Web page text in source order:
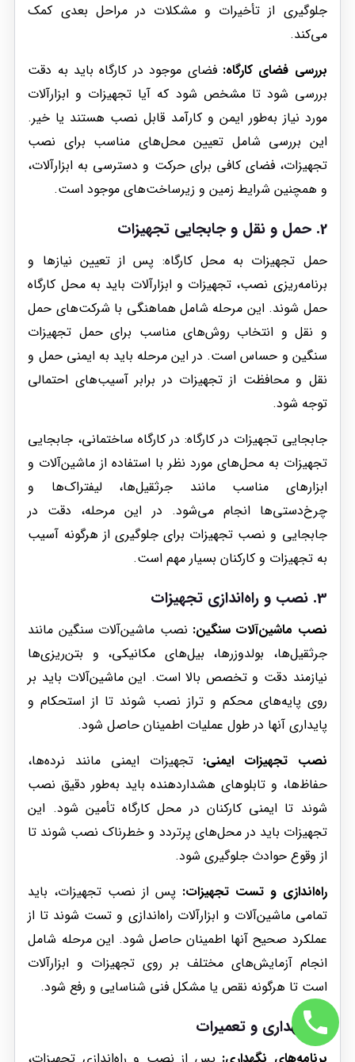
جلوگیری از تأخیرات و مشکلات در مراحل بعدی کمک
می‌کند.
بررسی فضای کارگاه: فضای موجود در کارگاه باید به دقت
بررسی شود تا مشخص شود که آیا تجهیزات و ابزارآلات
مورد نیاز به‌طور ایمن و کارآمد قابل نصب هستند یا خیر.
این بررسی شامل تعیین محل‌های مناسب برای نصب
تجهیزات، فضای کافی برای حرکت و دسترسی به ابزارآلات،
و همچنین شرایط زمین و زیرساخت‌های موجود است.
2. حمل و نقل و جابجایی تجهیزات
حمل تجهیزات به محل کارگاه: پس از تعیین نیازها و
برنامه‌ریزی نصب، تجهیزات و ابزارآلات باید به محل کارگاه
حمل شوند. این مرحله شامل هماهنگی با شرکت‌های حمل
و نقل و انتخاب روش‌های مناسب برای حمل تجهیزات
سنگین و حساس است. در این مرحله باید به ایمنی حمل و
نقل و محافظت از تجهیزات در برابر آسیب‌های احتمالی
توجه شود.
جابجایی تجهیزات در کارگاه: در کارگاه ساختمانی، جابجایی
تجهیزات به محل‌های مورد نظر با استفاده از ماشین‌آلات و
ابزارهای مناسب مانند جرثقیل‌ها، لیفتراک‌ها و
چرخ‌دستی‌ها انجام می‌شود. در این مرحله، دقت در
جابجایی و نصب تجهیزات برای جلوگیری از هرگونه آسیب
به تجهیزات و کارکنان بسیار مهم است.
3. نصب و راه‌اندازی تجهیزات
نصب ماشین‌آلات سنگین: نصب ماشین‌آلات سنگین مانند
جرثقیل‌ها، بولدوزرها، بیل‌های مکانیکی، و بتن‌ریزی‌ها
نیازمند دقت و تخصص بالا است. این ماشین‌آلات باید بر
روی پایه‌های محکم و تراز نصب شوند تا از استحکام و
پایداری آنها در طول عملیات اطمینان حاصل شود.
نصب تجهیزات ایمنی: تجهیزات ایمنی مانند نرده‌ها،
حفاظ‌ها، و تابلوهای هشداردهنده باید به‌طور دقیق نصب
شوند تا ایمنی کارکنان در محل کارگاه تأمین شود. این
تجهیزات باید در محل‌های پرتردد و خطرناک نصب شوند تا
از وقوع حوادث جلوگیری شود.
راه‌اندازی و تست تجهیزات: پس از نصب تجهیزات، باید
تمامی ماشین‌آلات و ابزارآلات راه‌اندازی و تست شوند تا از
عملکرد صحیح آنها اطمینان حاصل شود. این مرحله شامل
انجام آزمایش‌های مختلف بر روی تجهیزات و ابزارآلات
است تا هرگونه نقص یا مشکل فنی شناسایی و رفع شود.
4. نگهداری و تعمیرات